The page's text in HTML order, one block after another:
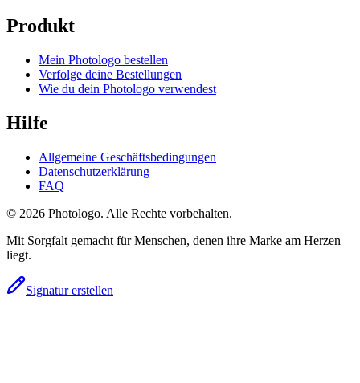
Produkt
Mein Photologo bestellen
Verfolge deine Bestellungen
Wie du dein Photologo verwendest
Hilfe
Allgemeine Geschäftsbedingungen
Datenschutzerklärung
FAQ
© 2026 Photologo. Alle Rechte vorbehalten.
Mit Sorgfalt gemacht für Menschen, denen ihre Marke am Herzen
liegt.
Signatur erstellen